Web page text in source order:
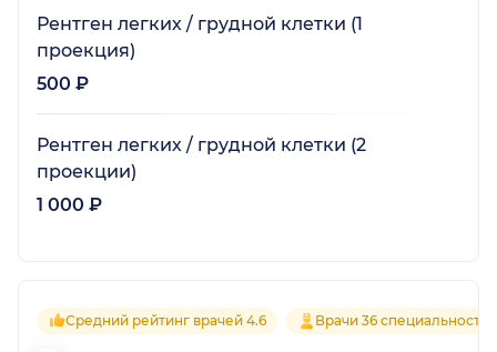
Рентген легких / грудной клетки (1
проекция)
500 ₽
Рентген легких / грудной клетки (2
проекции)
1 000 ₽
Средний рейтинг врачей 4.6 Врачи 36 специальностей